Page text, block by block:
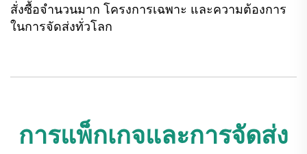
สั่งซื้อจำนวนมาก โครงการเฉพาะ และความต้องการ
ในการจัดส่งทั่วโลก
การแพ็กเกจและการจัดส่ง